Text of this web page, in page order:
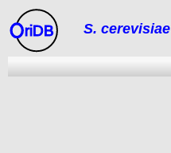
riDB S. cerevisiae